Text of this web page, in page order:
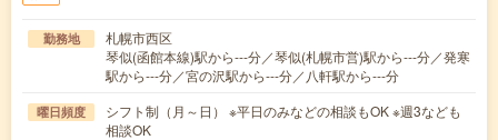
勤務地
札幌市西区
琴似(函館本線)駅から---分／琴似(札幌市営)駅から---分／発寒
駅から---分／宮の沢駅から---分／八軒駅から---分
曜日頻度
シフト制（月～日） ※平日のみなどの相談もOK ※週3なども
相談OK